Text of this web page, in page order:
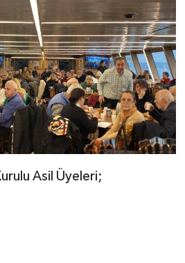
Asil Üyeleri;